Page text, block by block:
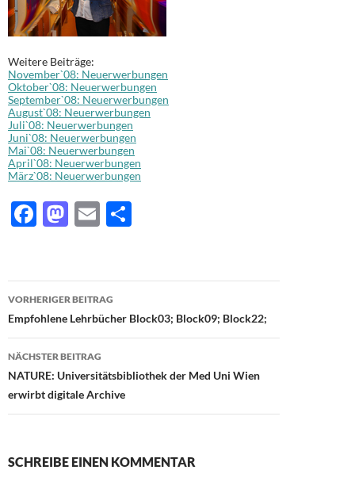
Weitere Beiträge:
November`08: Neuerwerbungen
Oktober`08: Neuerwerbungen
September`08: Neuerwerbungen
August`08: Neuerwerbungen
Juli`08: Neuerwerbungen
Juni`08: Neuerwerbungen
Mai`08: Neuerwerbungen
April`08: Neuerwerbungen
März`08: Neuerwerbungen
F
b
o
o
k
M
d
o
n
E
n
Beitragsnavigation
VORHERIGER BEITRAG
Empfohlene Lehrbücher Block03; Block09; Block22;
NÄCHSTER BEITRAG
NATURE: Universitätsbibliothek der Med Uni Wien
erwirbt digitale Archive
SCHREIBE EINEN KOMMENTAR